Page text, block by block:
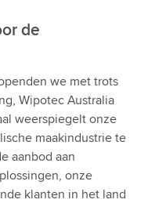
de
we met trots
Wipotec Australia
weerspiegelt onze
maakindustrie te
aanbod aan
onze
klanten in het land